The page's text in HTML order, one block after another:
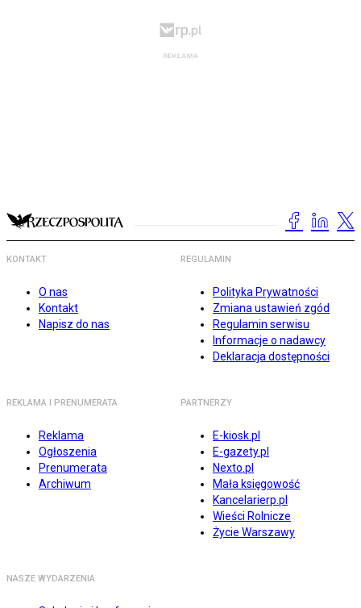
KONTAKT
O nas
Kontakt
Napisz do nas
REGULAMIN
Polityka Prywatności
Zmiana ustawień zgód
Regulamin serwisu
Informacje o nadawcy
Deklaracja dostępności
REKLAMA I PRENUMERATA
Reklama
Ogłoszenia
Prenumerata
Archiwum
PARTNERZY
E-kiosk.pl
E-gazety.pl
Nexto.pl
Mała księgowość
Kancelarierp.pl
Wieści Rolnicze
Życie Warszawy
NASZE WYDARZENIA